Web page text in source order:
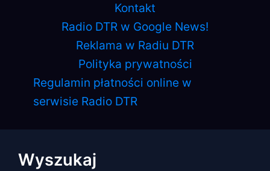
Kontakt
Radio DTR w Google News!
Reklama w Radiu DTR
Polityka prywatności
Regulamin płatności online w
serwisie Radio DTR
Wyszukaj